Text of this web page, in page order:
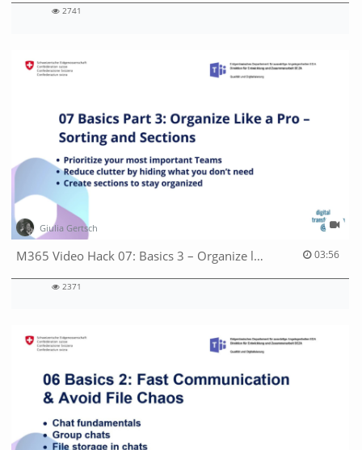
2741
Giulia Gertsch
M365 Video Hack 07: Basics 3 – Organize like a pro 03:56
03:56 duration
2371